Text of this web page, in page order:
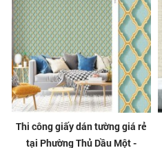
Thi công giấy dán tường giá rẻ
tại Phường Thủ Dầu Một -